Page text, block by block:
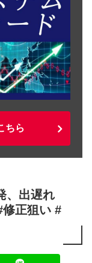
ちら
、出遅れ
正狙い #